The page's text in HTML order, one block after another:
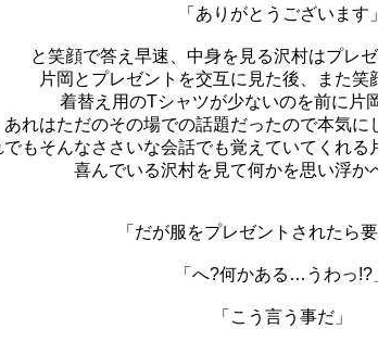
「ありがとうございます」
と笑顔で答え早速、中身を見る沢村はプレ
片岡とプレゼントを交互に見た後、また笑
着替え用のTシャツが少ないのを前に片
あれはただのその場での話題だったので本気に
でもそんなささいな会話でも覚えていてくれる
喜んでいる沢村を見て何かを思い浮か
「だが服をプレゼントされたら要
「へ?何かある…うわっ!?
「こう言う事だ」